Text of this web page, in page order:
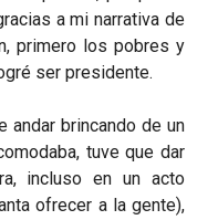
a mi narrativa de
primero los pobres y
ser presidente.
andar brincando de un
tuve que dar
incluso en un acto
ofrecer a la gente),